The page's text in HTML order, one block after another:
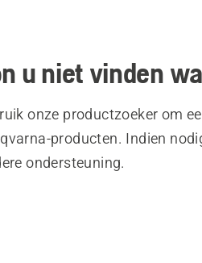
u niet vinden
onze productzoeker om
producten. Indien
ondersteuning.